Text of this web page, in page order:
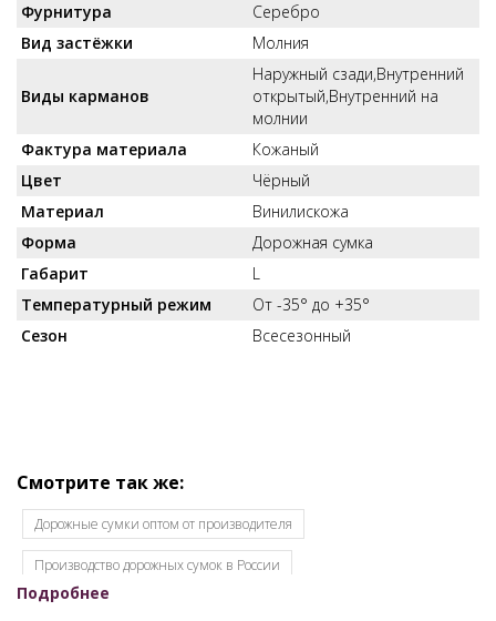
Фурнитура
Серебро
Вид застёжки
Молния
Виды карманов
Наружный сзади,Внутренний
открытый,Внутренний на
молнии
Фактура материала
Кожаный
Цвет
Чёрный
Материал
Винилискожа
Форма
Дорожная сумка
Габарит
L
Температурный режим
От -35° до +35°
Сезон
Всесезонный
Смотрите так же:
Дорожные сумки оптом от производителя
Производство дорожных сумок в России
Спортивные сумки оптом
Подробнее